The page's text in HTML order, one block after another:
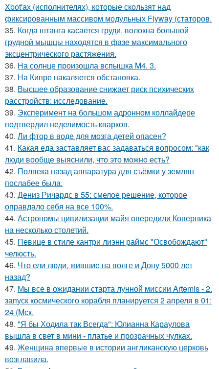
Xbot'ах (исполнителях), которые скользят над
фиксированным массивом модульных Flyway (статоров.
35. Когда штанга касается груди, волокна большой
грудной мышцы находятся в фазе максимального
эксцентрического растяжения.
36. На солнце произошла вспышка M4. 3.
37. На Кипре накаляется обстановка.
38. Высшее образование снижает риск психических
расстройств: исследование.
39. Эксперимент на большом адронном коллайдере
подтвердил неделимость кварков.
40. Ли фтор в воде для мозга детей опасен?
41. Какая еда заставляет вас задаваться вопросом: "как
люди вообще выяснили, что это можно есть?
42. Полвека назад аппаратура для съёмки у землян
послабее была.
43. Дениз Ричардс в 55: смелое решение, которое
оправдало себя на все 100%.
44. Астрономы цивилизации майя опередили Коперника
на несколько столетий.
45. Певице в стиле кантри лиэнн раймс "Освобождают"
челюсть.
46. Что ели люди, жившие на волге и Дону 5000 лет
назад?
47. Мы все в ожидании старта лунной миссии Artemis - 2.
запуск космического корабля планируется 2 апреля в 01:
24 (Мск.
48. "Я бы Ходила так Всегда": Юлианна Караулова
вышла в свет в мини - платье и прозрачных чулках.
49. Женщина впервые в истории англиканскую церковь
возглавила.